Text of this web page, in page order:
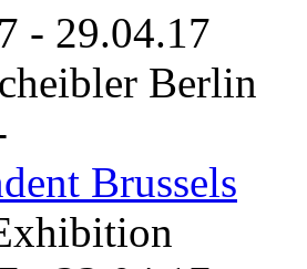
- 29.04.17
Berlin
Brussels